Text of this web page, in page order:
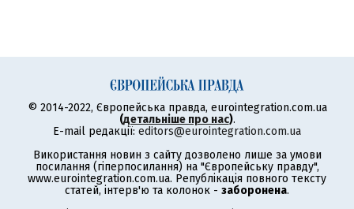
© 2014-2022, Європейська правда, eurointegration.com.ua
(детальніше про нас).
E-mail редакції: editors@eurointegration.com.ua
Використання новин з сайту дозволено лише за умови
посилання (гіперпосилання) на "Європейську правду",
www.eurointegration.com.ua. Републікація повного тексту
статей, інтерв'ю та колонок - заборонена.